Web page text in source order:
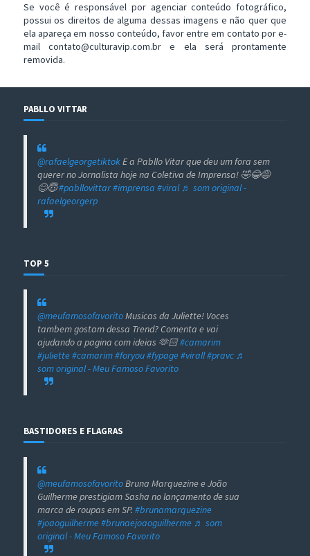
Se você é responsável por agenciar conteúdo fotográfico,
possui os direitos de alguma dessas imagens e não quer que
ela apareça em nosso conteúdo, favor entre em contato por e-
mail contato@culturavip.com.br e ela será prontamente
removida.
PABLLO VITTAR
@rafaelgeorgetiktokE a Pabllo Vitar que deu um fora sem
querer no Jornalista hoje na Coletiva de Imprensa! 🤣😂😅
😊😇#pabllovittar#imprensa #viral ♬ som original -
rafaelgeorgerp
TOP 5
@meufamosofavoritoMusicas da Juliette! Voces
tambem gostam dessa Trend? Comenta e vai
ajudando a pagina com ideias 🫶🏻#camarim
#juliette#camarim#foryou#fypage#virall#pravc ♬
som original - Meu Famoso Favorito
BASTIDORES E FLAGRAS
@meufamosofavoritoBruna Marquezine e João
Guilherme prestigiam Sasha no lançamento de sua
marca de roupas em SP. #brunamarquezine
#joaoguilherme#brunaejoaoguilherme ♬ som
original - Meu Famoso Favorito